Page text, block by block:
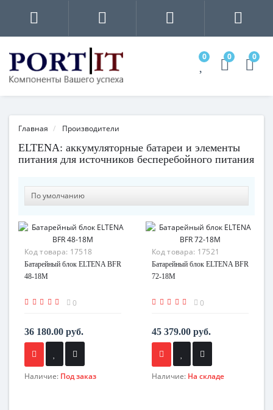
0 0 0
Главная Производители
ELTENA: аккумуляторные батареи и элементы
питания для источников бесперебойного питания
Код товара: 17518
Батарейный блок ELTENA BFR
48-18M
0
36 180.00 руб.
Наличие: Под заказ
Код товара: 17521
Батарейный блок ELTENA BFR
72-18M
0
45 379.00 руб.
Наличие: На складе